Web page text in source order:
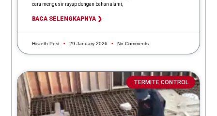
cara mengusir rayap dengan bahan alami,
BACA SELENGKAPNYA ❯
Hiraeth Pest 29 January 2026 No Comments
TERMITE CONTROL